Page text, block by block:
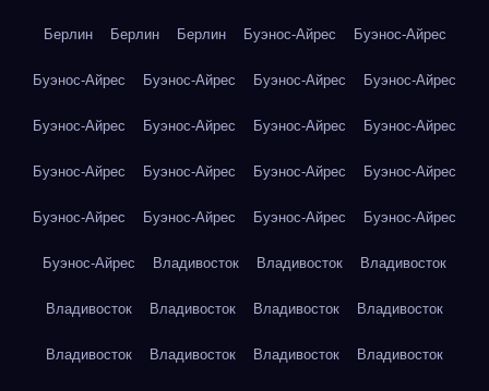
Берлин Берлин Берлин Буэнос-Айрес Буэнос-Айрес
Буэнос-Айрес Буэнос-Айрес Буэнос-Айрес Буэнос-Айрес
Буэнос-Айрес Буэнос-Айрес Буэнос-Айрес Буэнос-Айрес
Буэнос-Айрес Буэнос-Айрес Буэнос-Айрес Буэнос-Айрес
Буэнос-Айрес Буэнос-Айрес Буэнос-Айрес Буэнос-Айрес
Буэнос-Айрес Владивосток Владивосток Владивосток
Владивосток Владивосток Владивосток Владивосток
Владивосток Владивосток Владивосток Владивосток